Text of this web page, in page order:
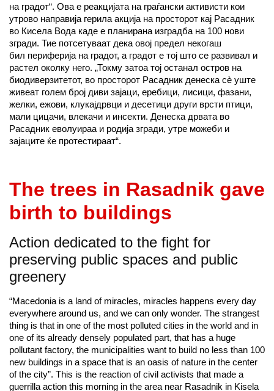
на градот“. Ова е реакцијата на граѓански активисти кои
утрово направија герила акција на просторот кај Расадник
во Кисела Вода каде е планирана изградба на 100 нови
згради. Тие потсетуваат дека овој предел некогаш
бил периферија на градот, а градот е тој што се развивал и
растел околку него. „Токму затоа тој останал остров на
биодиверзитетот, во просторот Расадник денеска сè уште
живеат голем број диви зајаци, еребици, лисици, фазани,
желки, ежови, клукајдрвци и десетици други врсти птици,
мали цицачи, влекачи и инсекти. Денеска дрвата во
Расадник еволуираа и родија згради, утре можеби и
зајаците ќе протестираат“.
The trees in Rasadnik gave
birth to buildings
Action dedicated to the fight for
preserving public spaces and public
greenery
“Macedonia is a land of miracles, miracles happens every day
everywhere around us, and we can only wonder. The strangest
thing is that in one of the most polluted cities in the world and in
one of its already densely populated part, that has a huge
pollutant factory, the municipalities want to build no less than 100
new buildings in a space that is an oasis of nature in the center
of the city”. This is the reaction of civil activists that made a
guerrilla action this morning in the area near Rasadnik in Kisela